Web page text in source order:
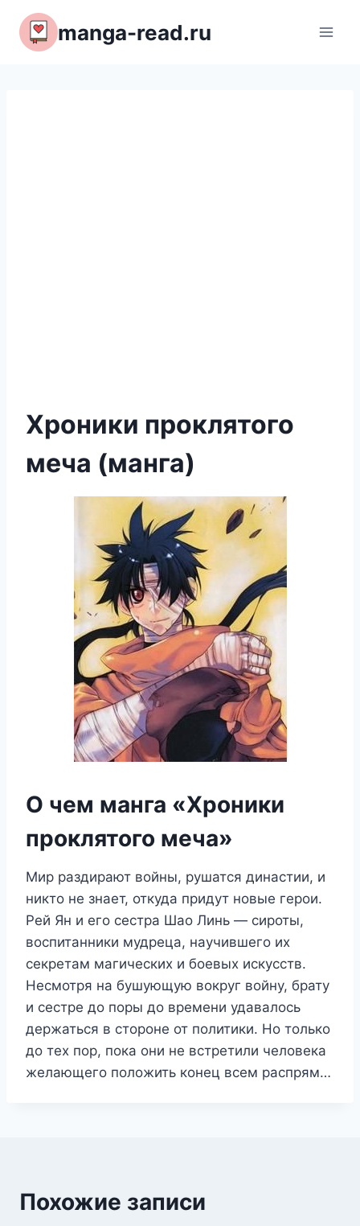
Перейти
содержимому
manga-read.ru
Хроники проклятого
меча (манга)
О чем манга «Хроники
проклятого меча»
Мир раздирают войны, рушатся династии, и
никто не знает, откуда придут новые герои.
Рей Ян и его сестра Шао Линь — сироты,
воспитанники мудреца, научившего их
секретам магических и боевых искусств.
Несмотря на бушующую вокруг войну, брату
и сестре до поры до времени удавалось
держаться в стороне от политики. Но только
до тех пор, пока они не встретили человека
желающего положить конец всем распрям…
Похожие записи